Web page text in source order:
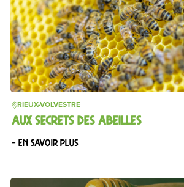
RIEUX-VOLVESTRE
AUX SECRETS DES ABEILLES
– En savoir plus